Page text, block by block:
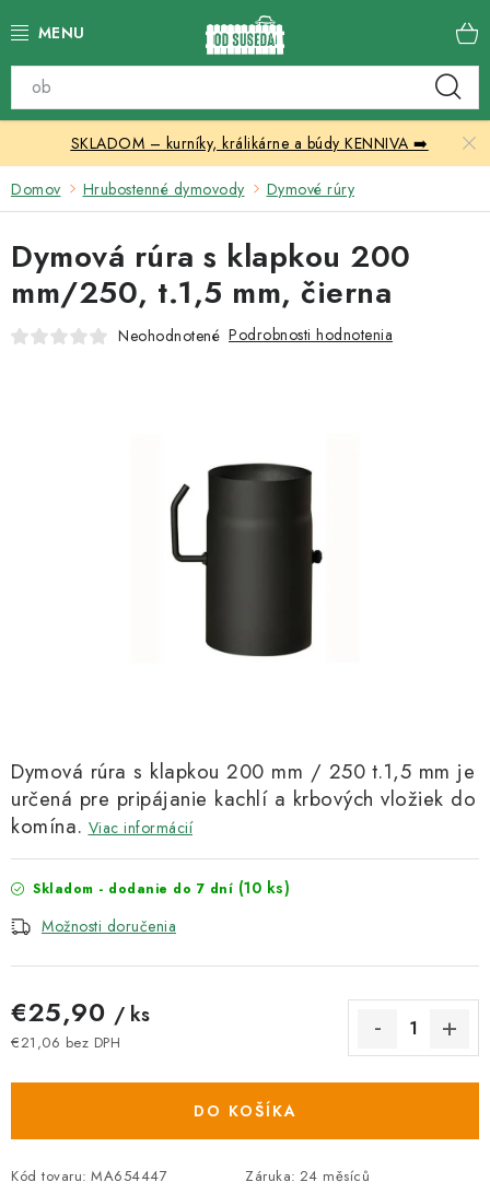
na
Katalóg produktov
Skleníky
Nábytok
Chovateľské potreby
SKLADOM – kurníky, králikárne a búdy KENNIVA ➡️
Domov Hrubostenné dymovody Dymové rúry
Dymová rúra s klapkou 200 mm / 250 t.1,5 mm je
určená pre pripájanie kachlí a krbových vložiek do
komína. Viac informácií
Skladom - dodanie do 7 dní (10 ks)
Možnosti doručenia
€25,90 / ks
€21,06 bez DPH
DO KOŠÍKA
Kód tovaru: MA654447 Záruka: 24 měsíců
Dymová rúra s klapkou 200
mm/250, t.1,5 mm, čierna
Neohodnotené Podrobnosti hodnotenia